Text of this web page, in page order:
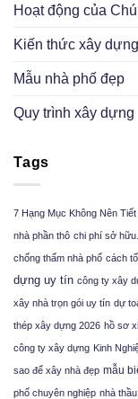
Hoạt động của
Kiến thức xây dựng
Mẫu nhà phố đẹp
Quy trình xây dựng
Tags
7 Hạng Mục Không Nên
nhà phần thô chi phí sở
chống thấm nhà phố cách
dựng uy tín công ty xây
xây nhà trọn gói uy tín dự
thép xây dựng 2026 hồ sơ
công ty xây dựng Kinh
sao để xây nhà đẹp mẫu
phố chuyên nghiệp nhà